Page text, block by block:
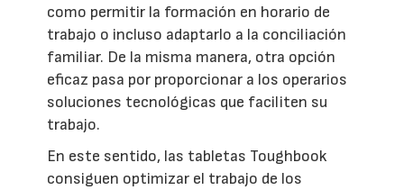
como permitir la formación en horario de
trabajo o incluso adaptarlo a la conciliación
familiar. De la misma manera, otra opción
eficaz pasa por proporcionar a los operarios
soluciones tecnológicas que faciliten su
trabajo.
En este sentido, las tabletas Toughbook
consiguen optimizar el trabajo de los